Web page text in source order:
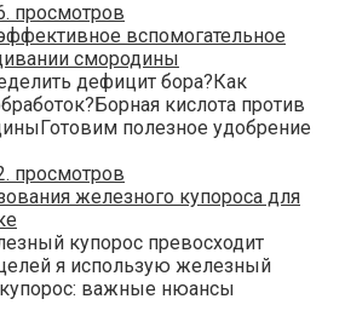
просмотров
вспомогательное
смородины
дефицит бора?Как
кислота против
полезное удобрение
просмотров
железного купороса для
купорос превосходит
я использую железный
важные нюансы